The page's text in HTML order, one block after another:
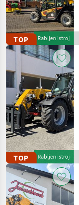
TOP Rabljeni stroj
TOP Rabljeni stroj